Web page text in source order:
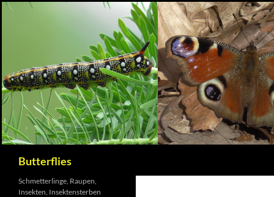
Butterflies
Schmetterlinge, Raupen,
Insekten, Insektensterben